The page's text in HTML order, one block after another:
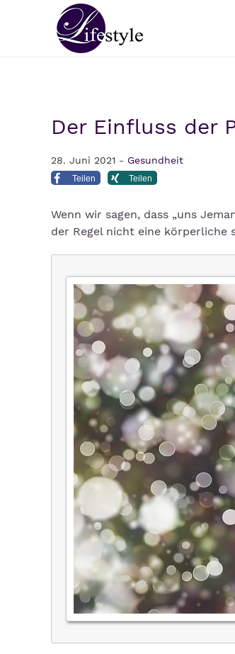
Der Einfluss der
28. Juni 2021 - Gesundheit
Teilen Teilen
Wenn wir sagen, dass „uns
der Regel nicht eine körperliche